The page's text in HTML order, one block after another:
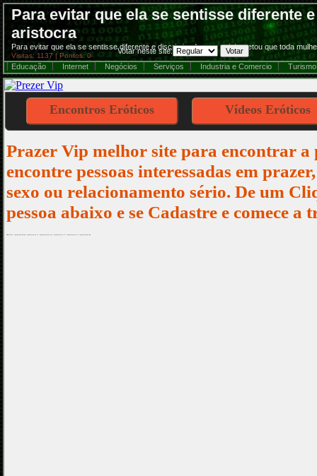
Para evitar que ela se sentisse diferente
aristocra
Para evitar que ela se sentisse diferente e discriminada, seu pai decretou que toda
Visitas: 1137 | Pontos: 0
Votar neste site:
Educação
Internet Negócios Serviços Industria e Comercio Turismo